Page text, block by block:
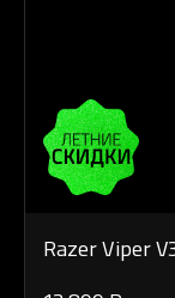
Razer Viper